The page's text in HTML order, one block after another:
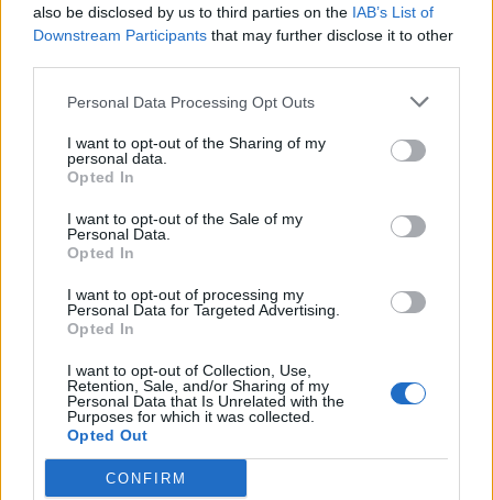
also be disclosed by us to third parties on the IAB’s List of
Downstream Participants that may further disclose it to other
Personal Data Processing Opt Outs
I want to opt-out of the Sharing of my
personal data.
Opted In
I want to opt-out of the Sale of my
Personal Data.
Opted In
I want to opt-out of processing my
Personal Data for Targeted Advertising.
Opted In
I want to opt-out of Collection, Use,
Retention, Sale, and/or Sharing of my
Personal Data that Is Unrelated with the
Purposes for which it was collected.
Opted Out
CONFIRM
41927 Mairena del Aljarafe (Sevilla)
Teléfono
955542056
E-mail
info@inmobiliariasolisgestion.es
info@gruposolis.es
Web
https://inmobiliariasolisgestion.es/
Datos